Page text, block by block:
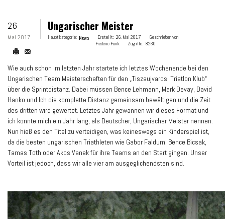
26
Mai 2017
Ungarischer Meister
Hauptkategorie: News Erstellt: 26. Mai 2017
Geschrieben von
Frederic Funk
Zugriffe: 8260
Wie auch schon im letzten Jahr startete ich letztes Wochenende bei den
Ungarischen Team Meisterschaften für den „Tiszaujvarosi Triatlon Klub“
über die Sprintdistanz. Dabei müssen Bence Lehmann, Mark Devay, David
Hanko und Ich die komplette Distanz gemeinsam bewältigen und die Zeit
des dritten wird gewertet. Letztes Jahr gewannen wir dieses Format und
ich konnte mich ein Jahr lang, als Deutscher, Ungarischer Meister nennen.
Nun hieß es den Titel zu verteidigen, was keineswegs ein Kinderspiel ist,
da die besten ungarischen Triathleten wie Gabor Faldum, Bence Bicsak,
Tamas Toth oder Akos Vanek für ihre Teams an den Start gingen. Unser
Vorteil ist jedoch, dass wir alle vier am ausgeglichendsten sind.